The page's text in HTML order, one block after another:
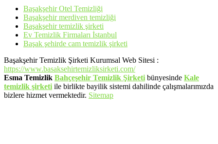
Başakşehir Otel Temizliği
Başakşehir merdiven temizliği
Başakşehir temizlik şirketi
Ev Temizlik Firmaları İstanbul
Başak şehirde cam temizlik şirketi
Başakşehir Temizlik Şirketi Kurumsal Web Sitesi :
https://www.basaksehirtemizliksirketi.com/
Esma Temizlik Bahçeşehir Temizlik Şirketi bünyesinde Kale
temizlik şirketi ile birlikte bayilik sistemi dahilinde çalışmalarımızda
bizlere hizmet vermektedir. Sitemap